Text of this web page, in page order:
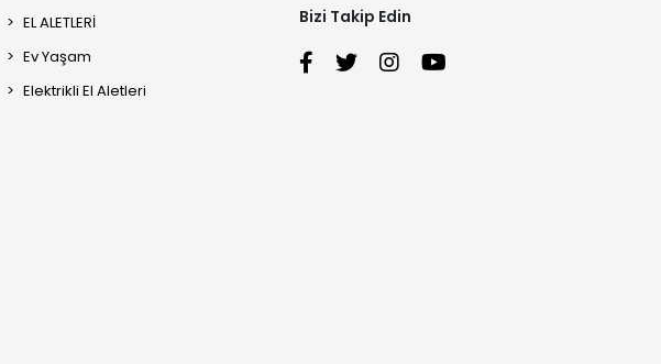
EL ALETLERİ
Ev Yaşam
Elektrikli El Aletleri
Bizi Takip Edin